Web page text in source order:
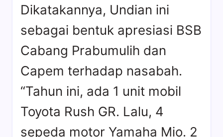
Dikatakannya, Undian ini
sebagai bentuk apresiasi BSB
Cabang Prabumulih dan
Capem terhadap nasabah.
“Tahun ini, ada 1 unit mobil
Toyota Rush GR. Lalu, 4
sepeda motor Yamaha Mio. 2